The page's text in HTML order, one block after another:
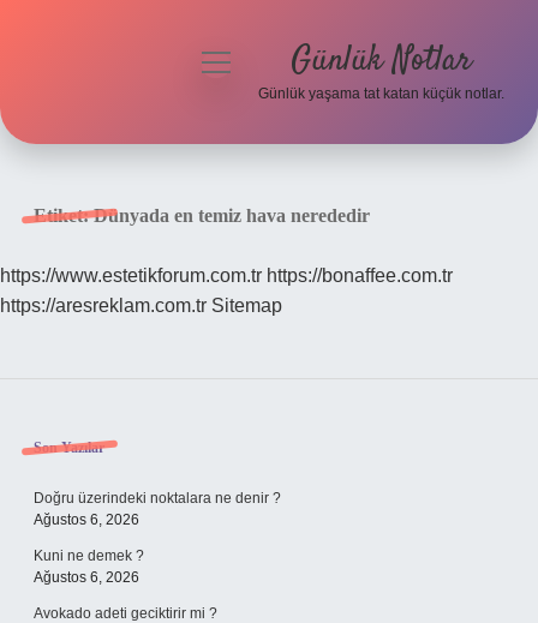
Hakkımızda
menüyü
Günlük Notlar
Günlük yaşama tat katan küçük notlar.
Etiket:Dünyada en temiz hava nerededir
https://www.estetikforum.com.tr https://bonaffee.com.tr
https://aresreklam.com.tr Sitemap
Sidebar
Son Yazılar
Doğru üzerindeki noktalara ne denir ?
Ağustos 6, 2026
Kuni ne demek ?
Ağustos 6, 2026
Avokado adeti geciktirir mi ?